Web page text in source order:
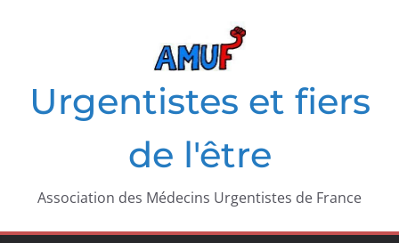
Urgentistes et fiers
de l'être
Association des Médecins Urgentistes de France